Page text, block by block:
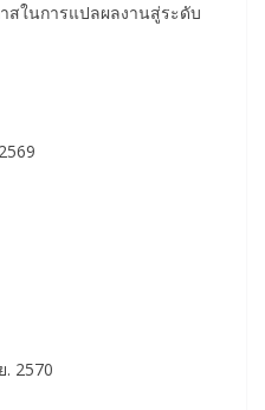
สในการแปลผลงานสู่ระดับ
. 2570